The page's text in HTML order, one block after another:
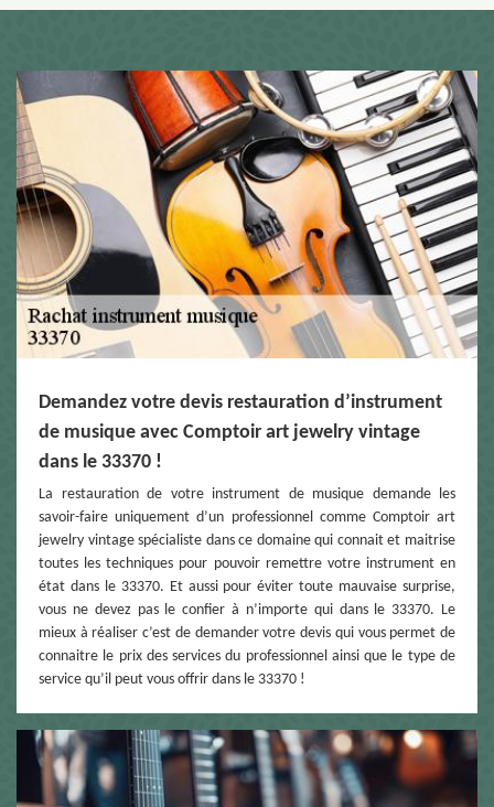
Demandez votre devis restauration d’instrument
de musique avec Comptoir art jewelry vintage
dans le 33370 !
La restauration de votre instrument de musique demande les
savoir-faire uniquement d’un professionnel comme Comptoir art
jewelry vintage spécialiste dans ce domaine qui connait et maitrise
toutes les techniques pour pouvoir remettre votre instrument en
état dans le 33370. Et aussi pour éviter toute mauvaise surprise,
vous ne devez pas le confier à n’importe qui dans le 33370. Le
mieux à réaliser c’est de demander votre devis qui vous permet de
connaitre le prix des services du professionnel ainsi que le type de
service qu’il peut vous offrir dans le 33370 !